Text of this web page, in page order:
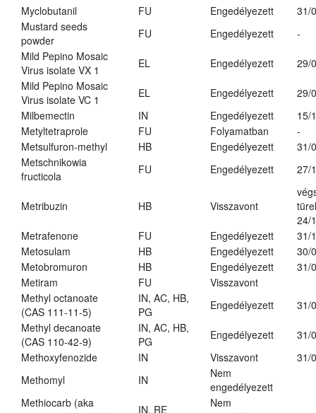
Myclobutanil
FU Engedélyezett
31/
Mustard seeds
powder
FU Engedélyezett
-
Mild Pepino Mosaic
Virus isolate VX 1
EL Engedélyezett
29/
Mild Pepino Mosaic
Virus isolate VC 1
EL Engedélyezett
29/
Milbemectin
IN Engedélyezett
15/
Metyltetraprole
FU Folyamatban
-
Metsulfuron-methyl
HB Engedélyezett
31/
Metschnikowia
fructicola
FU Engedélyezett 27/
Metribuzin HB Visszavont
24/
Metrafenone
FU Engedélyezett
31/
Metosulam
HB Engedélyezett
30/
Metobromuron
HB Engedélyezett
31/
Metiram
FU
Visszavont
Methyl octanoate
(CAS 111-11-5)
IN, AC, HB,
PG
Engedélyezett
31/
Methyl decanoate
(CAS 110-42-9)
IN, AC, HB,
PG
Engedélyezett
31/
Methoxyfenozide
IN Visszavont
31/
Methomyl
IN
Nem
engedélyezett
Methiocarb (aka
IN, RE
Nem